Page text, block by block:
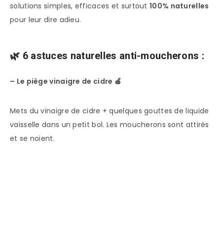
solutions simples, efficaces et surtout100% naturelles
pour leur dire adieu.
🌿 6 astuces naturelles anti-moucherons :
– Le piège vinaigre de cidre 🍎
Mets du vinaigre de cidre + quelques gouttes de liquide
vaisselle dans un petit bol. Les moucherons sont attirés
et se noient.